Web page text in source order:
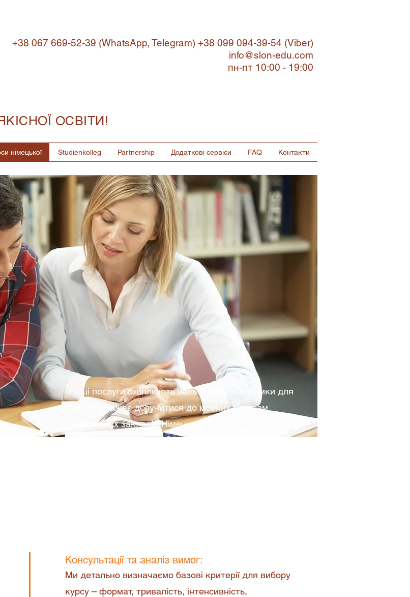
+38 067 669-52-39 (WhatsApp, Telegram) +38 099 094-39-54 (Viber)
info@slon-edu.com
пн-пт 10:00 - 19:00
ОСВІТИ!
німецької Studienkolleg Partnership Додаткові сервіси FAQ Контакти
Курси німецької – ваша
можливість опанувати мову!
Наші послуги охоплюють весь спектр підтримки для
тих, хто бажає долучитися до мовних програм
навчальних закладів Німеччини.
Консультації та аналіз вимог:
Ми детально визначаємо базові критерії для вибору
курсу – формат, тривалість, інтенсивність,